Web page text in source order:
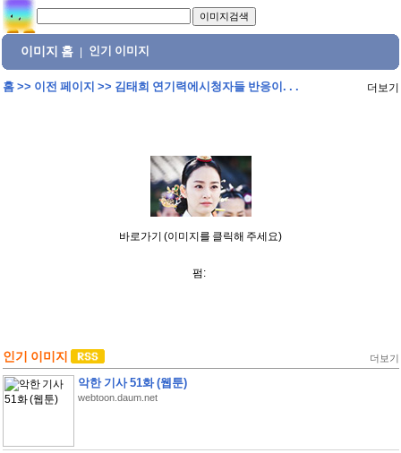
이미지 홈 인기 이미지
홈>> 이전 페이지 >> 김태희 연기력에시청자들 반응이. . . 더보기
바로가기 (이미지를 클릭해 주세요)
펌:
인기 이미지 더보기
악한 기사 51화 (웹툰)
webtoon.daum.net